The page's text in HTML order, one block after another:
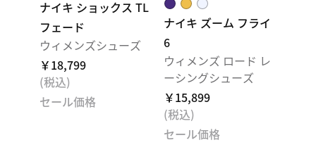
ナイキ ショックス TL
フェード
ウィメンズシューズ
￥18,799
(税込)
セール価格
ナイキ ズーム フライ
6
ウィメンズ ロード レ
ーシングシューズ
￥15,899
(税込)
セール価格